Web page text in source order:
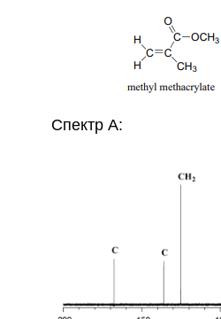
Спектр A: